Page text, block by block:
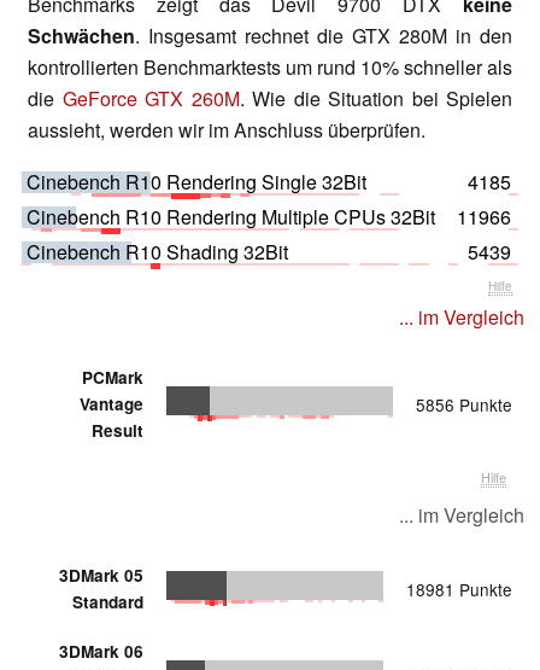
Schwächen. Insgesamt rechnet die GTX 280M in den
kontrollierten Benchmarktests um rund 10% schneller als
die GeForce GTX 260M. Wie die Situation bei Spielen
aussieht, werden wir im Anschluss überprüfen.
Cinebench R10 Rendering Single 32Bit
4185
Cinebench R10 Rendering Multiple CPUs 32Bit
11966
Cinebench R10 Shading 32Bit
5439
Hilfe
... im Vergleich
PCMark
Vantage
Result
5856 Punkte
Hilfe
... im Vergleich
3DMark 05
Standard
18981 Punkte
3DMark 06